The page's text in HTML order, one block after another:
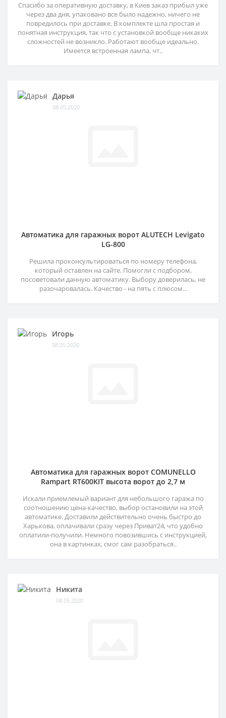
Спасибо за оперативную доставку, в Киев заказ прибыл уже
через два дня, упаковано все было надежно, ничего не
повредилось при доставке. В комплекте шла простая и
понятная инструкция, так что с установкой вообще никаких
сложностей не возникло. Работают вообще идеально.
Имеется встроенная лампа, чт..
Дарья
08.05.2020
Автоматика для гаражных ворот ALUTECH Levigato
LG-800
Решила проконсультироваться по номеру телефона,
который оставлен на сайте. Помогли с подбором,
посоветовали данную автоматику. Выбору доверилась, не
разочаровалась. Качество - на пять с плюсом...
Игорь
08.05.2020
Автоматика для гаражных ворот COMUNELLO
Rampart RT600KIT высота ворот до 2,7 м
Искали приемлемый вариант для небольшого гаража по
соотношению цена-качество, выбор остановили на этой
автоматике. Доставили действительно очень быстро до
Харькова, оплачивали сразу через Приват24, что удобно
оплатили-получили. Немного повозившись с инструкцией,
она в картинках, смог сам разобраться..
Никита
08.05.2020